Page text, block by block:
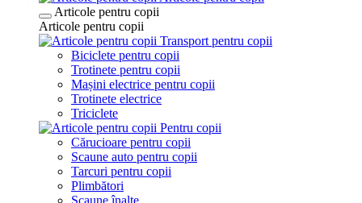
Articole pentru copii
Articole pentru copii
Transport pentru copii
Biciclete pentru copii
Trotinete pentru copii
Mașini electrice pentru copii
Trotinete electrice
Triciclete
Pentru copii
Cărucioare pentru copii
Scaune auto pentru copii
Tarcuri pentru copii
Plimbători
Scaune înalte